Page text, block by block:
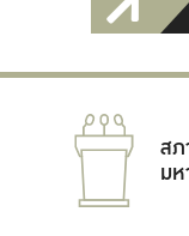
สภ
ม